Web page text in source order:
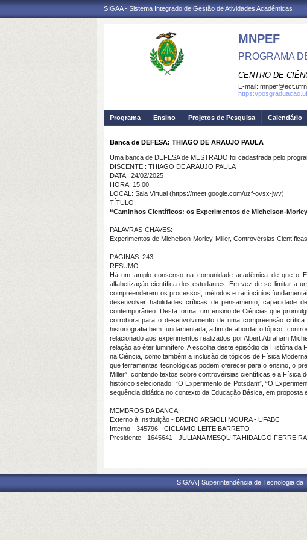
SIGAA - Sistema Integrado de Gestão de Atividades Acadêmicas
MNPEF
PROGRAMA
CENTRO DE
E-mail:
https://
Programa Ensino Projetos de Pesquisa Calendário
Banca de DEFESA: THIAGO DE ARAUJO PAULA
Uma banca de DEFESA de MESTRADO foi cadastrada pelo
DISCENTE : THIAGO DE ARAUJO PAULA
DATA : 24/02/2025
HORA: 15:00
LOCAL: Sala Virtual (https://meet.google.com/uzf-ovsx-jwv)
TÍTULO:
“Caminhos Científicos: os Experimentos de Michelson-
PALAVRAS-CHAVES:
Experimentos de Michelson-Morley-Miller, Controvérsias
PÁGINAS: 243
RESUMO:
Há um amplo consenso na comunidade acadêmica de que o
alfabetização científica dos estudantes. Em vez de se limitar a
compreenderem os processos, métodos e raciocínios
desenvolver habilidades críticas de pensamento, capacidade
contemporâneo. Desta forma, um ensino de Ciências que
corrobora para o desenvolvimento de uma compreensão
historiografia bem fundamentada, a fim de abordar o tópico
relacionado aos experimentos realizados por Albert Abraham
relação ao éter luminífero. A escolha deste episódio da História
na Ciência, como também a inclusão de tópicos de Física
que ferramentas tecnológicas podem oferecer para o ensino, o
Miller”, contendo textos sobre controvérsias científicas e a Física
histórico selecionado: “O Experimento de Potsdam”, “O
sequência didática no contexto da Educação Básica, em proposta
MEMBROS DA BANCA:
Externo à Instituição - BRENO ARSIOLI MOURA - UFABC
Interno - 345796 - CICLAMIO LEITE BARRETO
Presidente - 1645641 - JULIANA MESQUITA HIDALGO FERREIRA
SIGAA | Superintendência de Tecnologia